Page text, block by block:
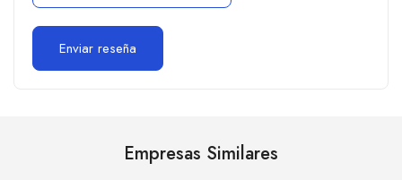
Empresas Similares